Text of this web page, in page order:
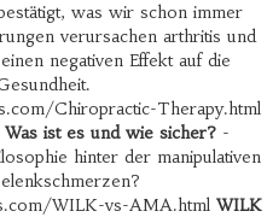
was wir schon immer
verursachen arthritis und
negativen Effekt auf die
Chiropractic-Therapy.html
ist es und wie sicher? -
hinter der manipulativen
WILK-vs-AMA.html WILK